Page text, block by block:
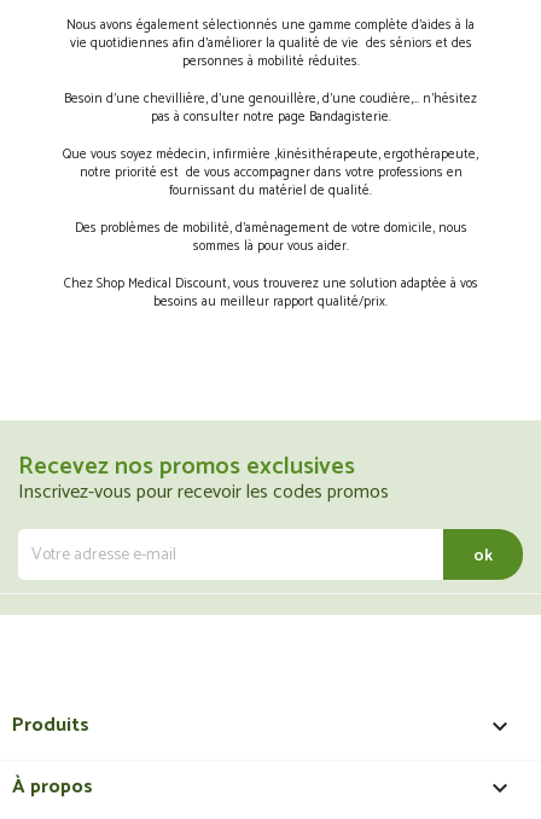
Nous avons également sélectionnés une gamme complète d’aides à la
vie quotidiennes afin d’améliorer la qualité de vie des séniors et des
personnes à mobilité réduites.
Besoin d’une chevillière, d’une genouillère, d’une coudière,… n’hésitez
pas à consulter notre page Bandagisterie.
Que vous soyez médecin, infirmière ,kinésithérapeute, ergothérapeute,
notre priorité est de vous accompagner dans votre professions en
fournissant du matériel de qualité.
Des problèmes de mobilité, d’aménagement de votre domicile, nous
sommes là pour vous aider.
Chez Shop Medical Discount, vous trouverez une solution adaptée à vos
besoins au meilleur rapport qualité/prix.
Recevez nos promos exclusives
Inscrivez-vous pour recevoir les codes promos
Produits 
À propos 